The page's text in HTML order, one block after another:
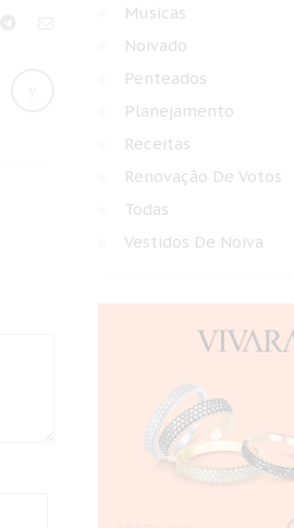
Musicas
Noivado
Penteados
Planejamento
Receitas
Renovação De Votos
Todas
Vestidos De Noiva